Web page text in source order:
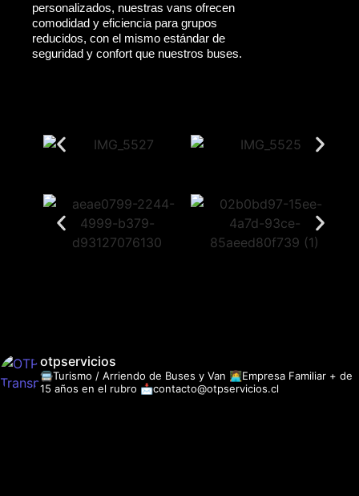
personalizados, nuestras vans ofrecen
comodidad y eficiencia para grupos
reducidos, con el mismo estándar de
seguridad y confort que nuestros buses.
otpservicios
🚍Turismo / Arriendo de Buses y Van 👩‍💻Empresa Familiar + de
15 años en el rubro 📩contacto@otpservicios.cl